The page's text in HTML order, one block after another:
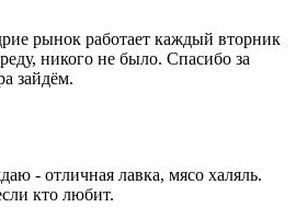
рынок работает каждый вторник
никого не было. Спасибо за
зайдём.
- отличная лавка, мясо халяль.
кто любит.